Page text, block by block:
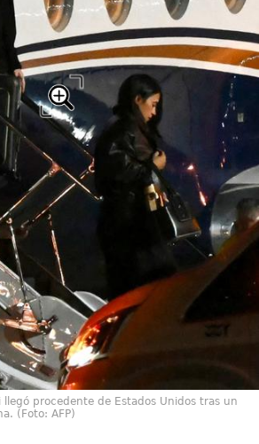
llegó procedente de Estados Unidos tras un
(Foto: AFP)